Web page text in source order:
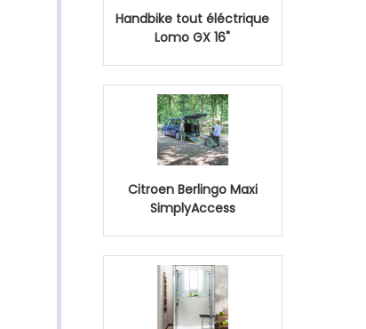
Handbike tout éléctrique
Lomo GX 16"
Citroen Berlingo Maxi
SimplyAccess